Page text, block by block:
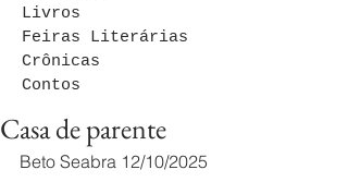
Livros
Feiras Literárias
Crônicas
Contos
Casa de parente
Beto Seabra 12/10/2025